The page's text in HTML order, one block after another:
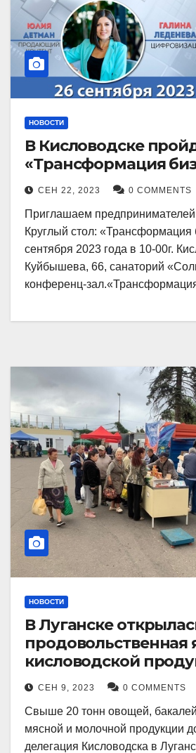
НОВОСТИ
В Кисловодске
«Трансформация
СЕН 22, 2023 0 COMMENTS
Приглашаем предпринимателей
Круглый стол: «Трансформация
сентября 2023 года в 10-00г.
Куйбышева, 66, санаторий
конференц-
НОВОСТИ
В Луганске
продовольственная
кисловодской
СЕН 9, 2023 0 COMMENTS
Свыше 20 тонн овощей,
мясной и молочной продукции
делегация Кисловодска в